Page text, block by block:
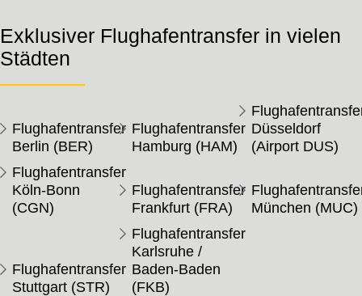
Exklusiver Flughafentransfer in vielen
Städten
Flughafentransfer
Berlin (BER)
Flughafentransfer
Hamburg (HAM)
Düsseldorf
(Airport DUS)
Flughafentransfer
Köln-Bonn
(CGN)
Flughafentransfer
Frankfurt (FRA)
München (MUC)
Flughafentransfer
Stuttgart (STR)
Flughafentransfer
Karlsruhe /
Baden-Baden
(FKB)